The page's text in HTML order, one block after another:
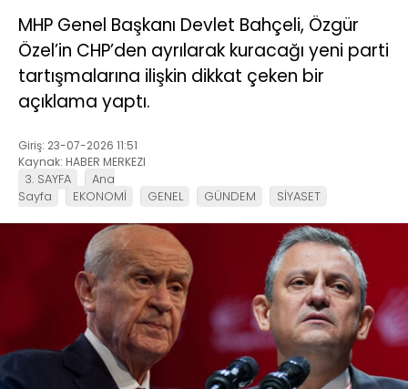
MHP Genel Başkanı Devlet Bahçeli, Özgür
Özel’in CHP’den ayrılarak kuracağı yeni parti
tartışmalarına ilişkin dikkat çeken bir
açıklama yaptı.
Giriş: 23-07-2026 11:51
Kaynak: HABER MERKEZI
3. SAYFA
Ana
Sayfa
EKONOMİ GENEL GÜNDEM SİYASET